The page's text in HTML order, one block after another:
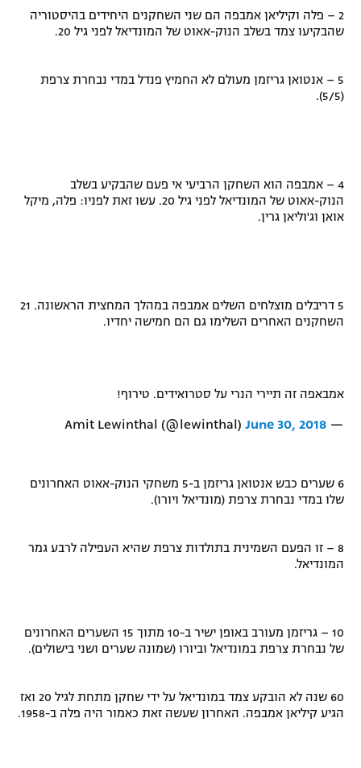
2 – פלה וקיליאן אמבפה הם שני השחקנים היחידים בהיסטוריה
שהבקיעו צמד בשלב הנוק-אאוט של המונדיאל לפני גיל 20.
5 – אנטואן גריזמן מעולם לא החמיץ פנדל במדי נבחרת צרפת
(5/5).
4 – אמבפה הוא השחקן הרביעי אי פעם שהבקיע בשלב
הנוק-אאוט של המונדיאל לפני גיל 20. עשו זאת לפניו: פלה, מיקל
אואן וג'וליאן גרין.
5 דריבלים מוצלחים השלים אמבפה במהלך המחצית הראשונה. 21
השחקנים האחרים השלימו גם הם חמישה יחדיו.
אמבאפה זה תיירי הנרי על סטרואידים. טירוף!
— Amit Lewinthal (@lewinthal)
June 30, 2018
6 שערים כבש אנטואן גריזמן ב-5 משחקי הנוק-אאוט האחרונים
שלו במדי נבחרת צרפת (מונדיאל ויורו).
8 – זו הפעם השמינית בתולדות צרפת שהיא העפילה לרבע גמר
המונדיאל.
10 – גריזמן מעורב באופן ישיר ב-10 מתוך 15 השערים האחרונים
של נבחרת צרפת במונדיאל וביורו (שמונה שערים ושני בישולים).
60 שנה לא הובקע צמד במונדיאל על ידי שחקן מתחת לגיל 20 ואז
הגיע קיליאן אמבפה. האחרון שעשה זאת כאמור היה פלה ב-1958.